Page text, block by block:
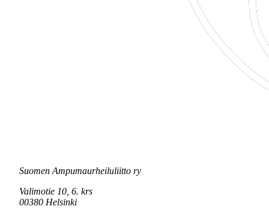
Suomen Ampumaurheiluliitto ry
Valimotie 10, 6. krs
00380 Helsinki